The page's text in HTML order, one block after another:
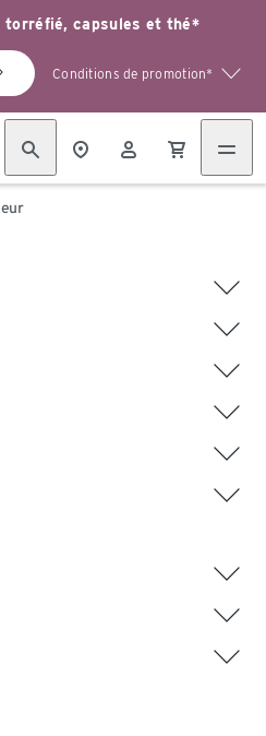
capsules et thé*
Conditions de promotion*